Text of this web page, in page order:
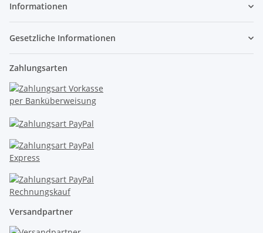
Informationen
Gesetzliche Informationen
Zahlungsarten
Versandpartner